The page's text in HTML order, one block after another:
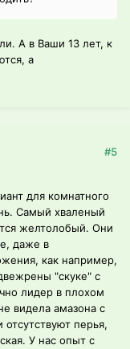
А в Ваши 13 лет, к
а
#5
для комнатного
Самый хваленый
желтолобый. Они
даже в
как например,
"скуке" с
лидер в плохом
видела амазона с
перья,
У нас опыт с